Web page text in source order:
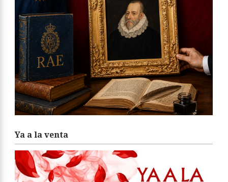
Ya a la venta